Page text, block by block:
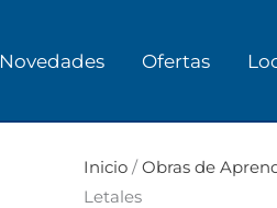
Novedades Ofertas
Inicio /Obras de
Letales